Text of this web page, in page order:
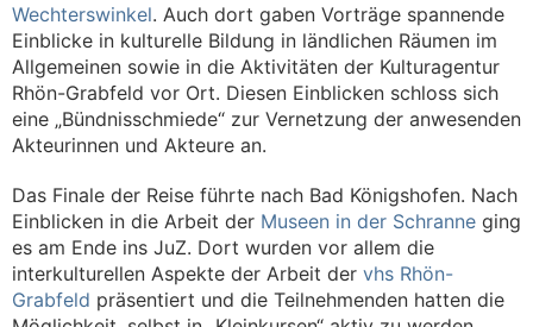
Wechterswinkel. Auch dort gaben Vorträge spannende
Einblicke in kulturelle Bildung in ländlichen Räumen im
Allgemeinen sowie in die Aktivitäten der Kulturagentur
Rhön-Grabfeld vor Ort. Diesen Einblicken schloss sich
eine „Bündnisschmiede“ zur Vernetzung der anwesenden
Akteurinnen und Akteure an.
Das Finale der Reise führte nach Bad Königshofen. Nach
Einblicken in die Arbeit der Museen in der Schranne ging
es am Ende ins JuZ. Dort wurden vor allem die
interkulturellen Aspekte der Arbeit der vhs Rhön-
Grabfeld präsentiert und die Teilnehmenden hatten die